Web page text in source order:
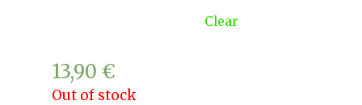
Clear
13,90 €
Out of stock